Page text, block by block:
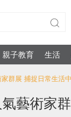
親子教育 生活
群展 捕捉日常生活
藝術家